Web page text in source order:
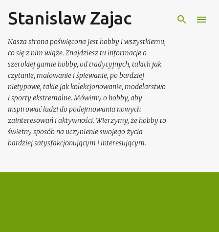
Przejdź do głównej zawartości
Stanislaw Zajac
Nasza strona poświęcona jest hobby i wszystkiemu,
co się z nim wiąże. Znajdziesz tu informacje o
szerokiej gamie hobby, od tradycyjnych, takich jak
czytanie, malowanie i śpiewanie, po bardziej
nietypowe, takie jak kolekcjonowanie, modelarstwo
i sporty ekstremalne. Mówimy o hobby, aby
inspirować ludzi do podejmowania nowych
zainteresowań i aktywności. Wierzymy, że hobby to
świetny sposób na uczynienie swojego życia
bardziej satysfakcjonującym i interesującym.